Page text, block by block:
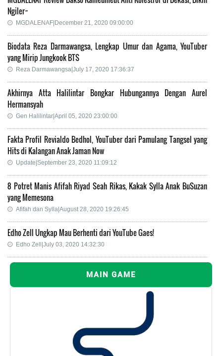
Ngiler~
MGDALENAF|December 21, 2020 09:00:00
Biodata Reza Darmawangsa, Lengkap Umur dan Agama, YouTuber
yang Mirip Jungkook BTS
Reza Darmawangsa|July 17, 2020 17:36:37
Akhirnya Atta Halilintar Bongkar Hubungannya Dengan Aurel
Hermansyah
Gen Halilintar|April 05, 2020 23:00:00
Fakta Profil Revialdo Bedhol, YouTuber dari Pamulang Tangsel yang
Hits di Kalangan Anak Jaman Now
Update|September 23, 2020 11:09:12
8 Potret Manis Afifah Riyad Seah Rikas, Kakak Sylla Anak BuSuzan
yang Memesona
Afifah dan Sylla|August 28, 2020 19:26:45
Edho Zell Ungkap Mau Berhenti dari YouTube Gaes!
Edho Zell|July 03, 2020 14:32:30
MAIN GAME